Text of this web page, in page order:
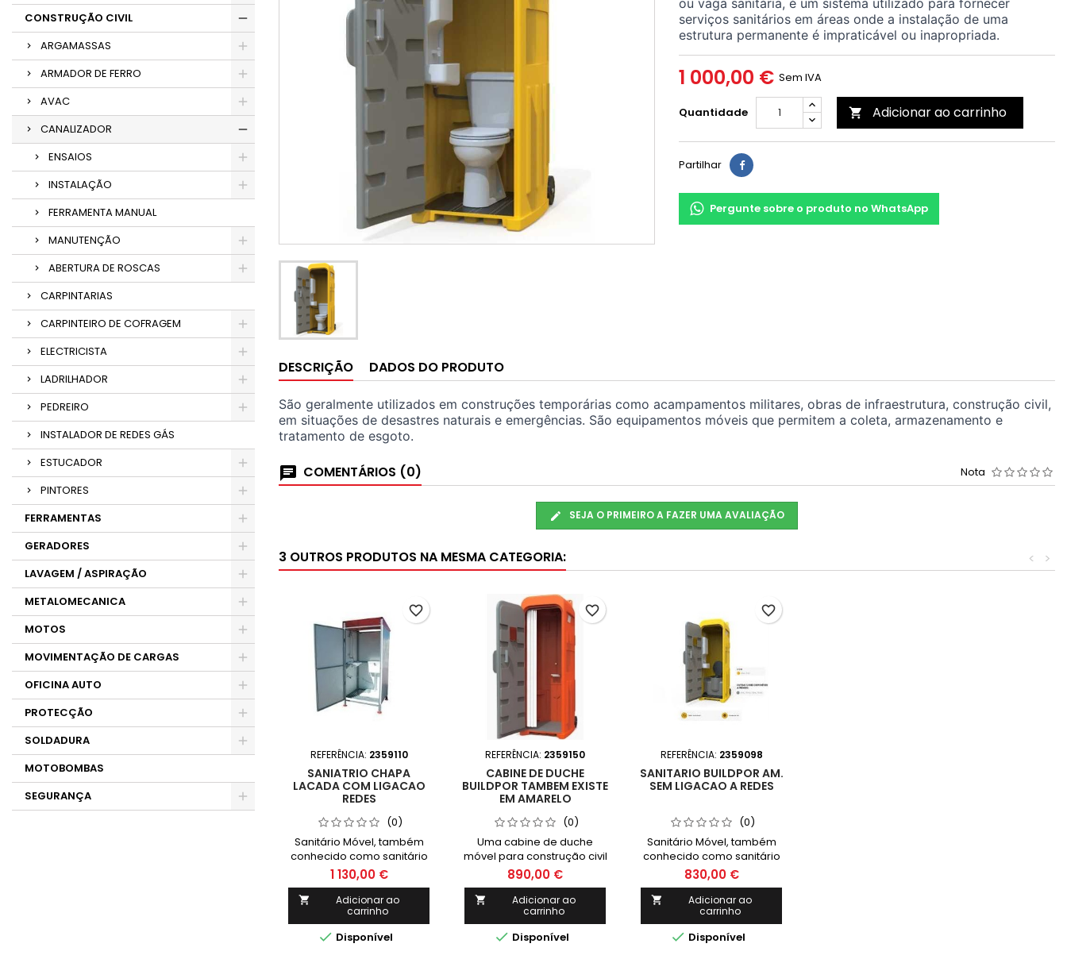
CONSTRUÇÃO CIVIL
ARGAMASSAS
ARMADOR DE FERRO
AVAC
CANALIZADOR
ENSAIOS
INSTALAÇÃO
FERRAMENTA MANUAL
MANUTENÇÃO
ABERTURA DE ROSCAS
CARPINTARIAS
CARPINTEIRO DE COFRAGEM
ELECTRICISTA
LADRILHADOR
PEDREIRO
INSTALADOR DE REDES GÁS
ESTUCADOR
PINTORES
FERRAMENTAS
GERADORES
LAVAGEM / ASPIRAÇÃO
METALOMECANICA
MOTOS
MOVIMENTAÇÃO DE CARGAS
OFICINA AUTO
PROTECÇÃO
SOLDADURA
MOTOBOMBAS
SEGURANÇA
ou vaga sanitária, é um sistema utilizado para fornecer
serviços sanitários em áreas onde a instalação de uma
estrutura permanente é impraticável ou inapropriada.
1 000,00 € Sem IVA
Quantidade  Adicionar ao carrinho
Partilhar
Pergunte sobre o produto no WhatsApp
DESCRIÇÃO DADOS DO PRODUTO
São geralmente utilizados em construções temporárias como acampamentos militares, obras de infraestrutura, construção civil,
em situações de desastres naturais e emergências. São equipamentos móveis que permitem a coleta, armazenamento e
tratamento de esgoto.
COMENTÁRIOS (0) Nota
SEJA O PRIMEIRO A FAZER UMA AVALIAÇÃO
3 OUTROS PRODUTOS NA MESMA CATEGORIA: >
<
REFERÊNCIA: 2359110
SANIATRIO CHAPA
LACADA COM LIGACAO
REDES
(0)
Sanitário Móvel, também
conhecido como sanitário
de mão ou vaga sanitária, é
um sistema utilizado para
fornecer serviços sanitários
em áreas onde a
instalação de uma
estrutura permanente é
1 130,00 €

Adicionar ao
carrinho
 Disponível
favorite_border
REFERÊNCIA: 2359150
CABINE DE DUCHE
BUILDPOR TAMBEM EXISTE
EM AMARELO
(0)
Uma cabine de duche
móvel para construção civil
é uma solução temporária
e flexível, especialmente
utilizada em projetos onde
o espaço físico é limitado
ou a necessidade de
mobilidade é essencial.
890,00 €

Adicionar ao
carrinho
 Disponível
favorite_border
REFERÊNCIA: 2359098
SANITARIO BUILDPOR AM.
SEM LIGACAO A REDES
(0)
Sanitário Móvel, também
conhecido como sanitário
de mão ou vaga sanitária, é
um sistema utilizado para
fornecer serviços sanitários
em áreas onde a
instalação de uma
estrutura permanente é
830,00 €

Adicionar ao
carrinho
 Disponível
favorite_border